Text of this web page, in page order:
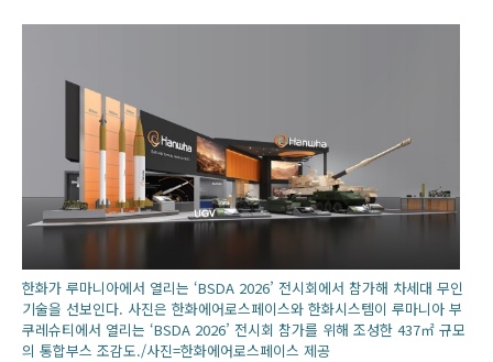
한화가 루마니아에서 열리는 ‘BSDA 2026’ 전시회에서 참가해 차세대 무인
기술을 선보인다. 사진은 한화에어로스페이스와 한화시스템이 루마니아 부
쿠레슈티에서 열리는 ‘BSDA 2026’ 전시회 참가를 위해 조성한 437㎡ 규모
의 통합부스 조감도./사진=한화에어로스페이스 제공